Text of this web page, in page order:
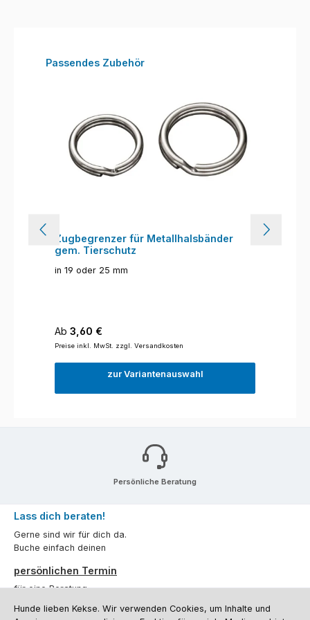
Produktgalerie überspringen
Passendes Zubehör
Zugbegrenzer für Metallhalsbänder
gem. Tierschutz
in 19 oder 25 mm
Regulärer Preis:
Ab 3,60 €
Preise inkl. MwSt. zzgl. Versandkosten
zur Variantenauswahl
Persönliche Beratung
Lass dich beraten!
Gerne sind wir für dich da.
Buche einfach deinen
persönlichen Termin
für eine Beratung.
Oder über unserKontaktformular.
Hunde lieben Kekse. Wir verwenden Cookies, um Inhalte und